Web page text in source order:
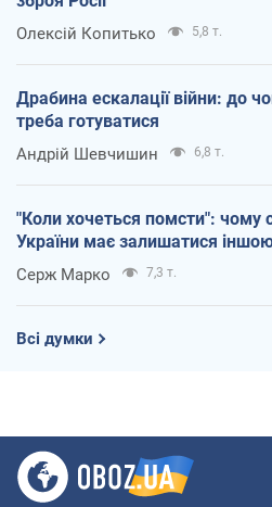
Олексій Копитько 5,8 т.
Драбина ескалації війни: до
треба готуватися
Андрій Шевчишин 6,8 т.
"Коли хочеться помсти": чому
України має залишатися
Серж Марко 7,3 т.
Всі думки